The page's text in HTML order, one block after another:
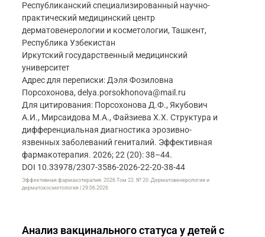
Республиканский специализированный научно-
практический медицинский центр
дерматовенерологии и косметологии, Ташкент,
Республика Узбекистан
Иркутский государственный медицинский
университет
Адрес для переписки: Дэля Фозиловна
Порсохонова, delya.porsokhonova@mail.ru
Для цитирования: Порсохонова Д.Ф., Якубович
А.И., Мирсаидова М.А., Файзиева Х.Х. Структура и
дифференциальная диагностика эрозивно-
язвенных заболеваний гениталий. Эффективная
фармакотерапия. 2026; 22 (20): 38–44.
DOI 10.33978/2307-3586-2026-22-20-38-44
Эффективная фармакотерапия. 2026.Том 22. № 20. Дерматовенерология и
дерматокосметология | 29.06.2026
Анализ вакцинального статуса у детей с